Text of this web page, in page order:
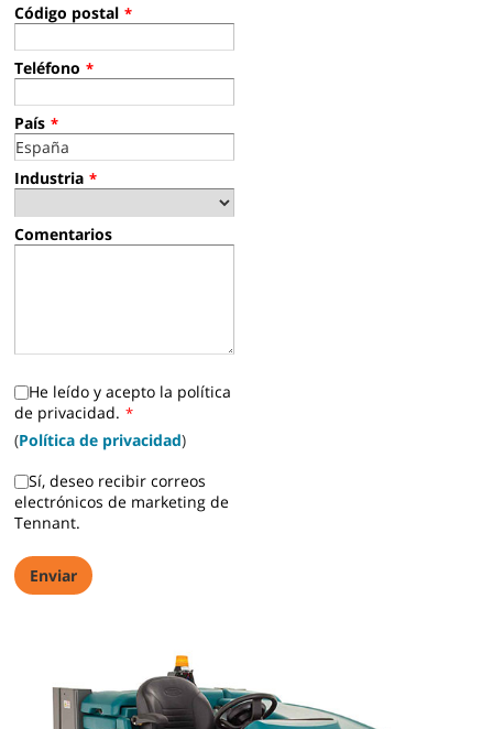
Código postal *
Teléfono *
País *
Industria *
Comentarios
He leído y acepto la política
de privacidad. *
(Política de privacidad)
Sí, deseo recibir correos
electrónicos de marketing de
Tennant.